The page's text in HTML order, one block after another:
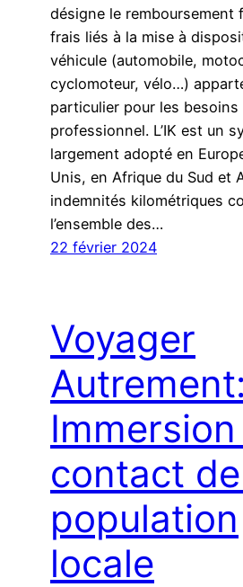
désigne le remboursement
frais liés à la mise à
véhicule (automobile,
cyclomoteur, vélo…)
particulier pour les besoins
professionnel. L’IK est un
largement adopté en
Unis, en Afrique du Sud et
indemnités kilométriques
l’ensemble des…
22 février 2024
Voyager
Autrement:
contact
population
locale